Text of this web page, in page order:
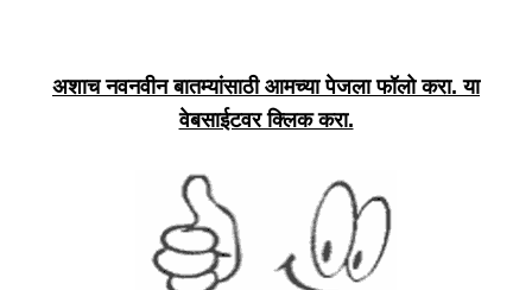
अशाच नवनवीन बातम्यांसाठी आमच्या पेजला फॉलो करा. या
वेबसाईटवर क्लिक करा.